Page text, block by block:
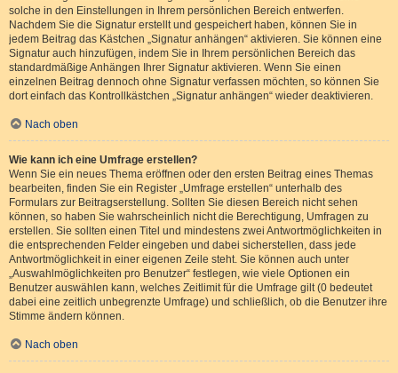
solche in den Einstellungen in Ihrem persönlichen Bereich entwerfen.
Nachdem Sie die Signatur erstellt und gespeichert haben, können Sie in
jedem Beitrag das Kästchen „Signatur anhängen“ aktivieren. Sie können eine
Signatur auch hinzufügen, indem Sie in Ihrem persönlichen Bereich das
standardmäßige Anhängen Ihrer Signatur aktivieren. Wenn Sie einen
einzelnen Beitrag dennoch ohne Signatur verfassen möchten, so können Sie
dort einfach das Kontrollkästchen „Signatur anhängen“ wieder deaktivieren.
Nach oben
Wie kann ich eine Umfrage erstellen?
Wenn Sie ein neues Thema eröffnen oder den ersten Beitrag eines Themas
bearbeiten, finden Sie ein Register „Umfrage erstellen“ unterhalb des
Formulars zur Beitragserstellung. Sollten Sie diesen Bereich nicht sehen
können, so haben Sie wahrscheinlich nicht die Berechtigung, Umfragen zu
erstellen. Sie sollten einen Titel und mindestens zwei Antwortmöglichkeiten in
die entsprechenden Felder eingeben und dabei sicherstellen, dass jede
Antwortmöglichkeit in einer eigenen Zeile steht. Sie können auch unter
„Auswahlmöglichkeiten pro Benutzer“ festlegen, wie viele Optionen ein
Benutzer auswählen kann, welches Zeitlimit für die Umfrage gilt (0 bedeutet
dabei eine zeitlich unbegrenzte Umfrage) und schließlich, ob die Benutzer ihre
Stimme ändern können.
Nach oben